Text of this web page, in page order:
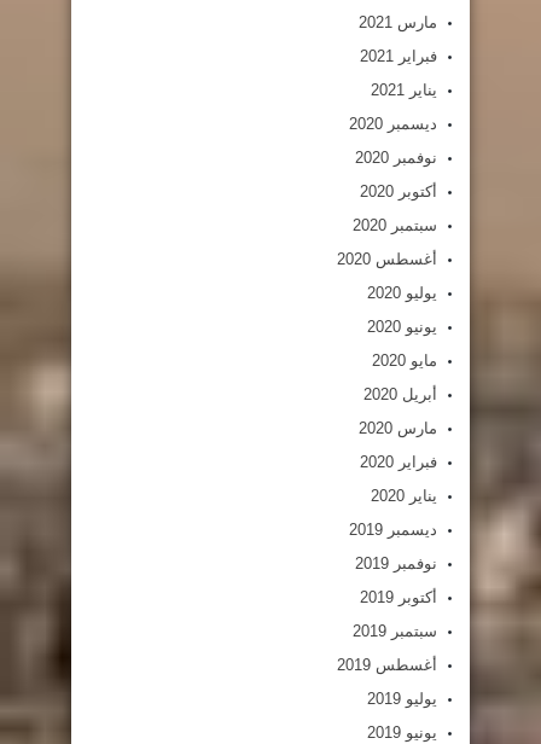
مارس 2021
فبراير 2021
يناير 2021
ديسمبر 2020
نوفمبر 2020
أكتوبر 2020
سبتمبر 2020
أغسطس 2020
يوليو 2020
يونيو 2020
مايو 2020
أبريل 2020
مارس 2020
فبراير 2020
يناير 2020
ديسمبر 2019
نوفمبر 2019
أكتوبر 2019
سبتمبر 2019
أغسطس 2019
يوليو 2019
يونيو 2019